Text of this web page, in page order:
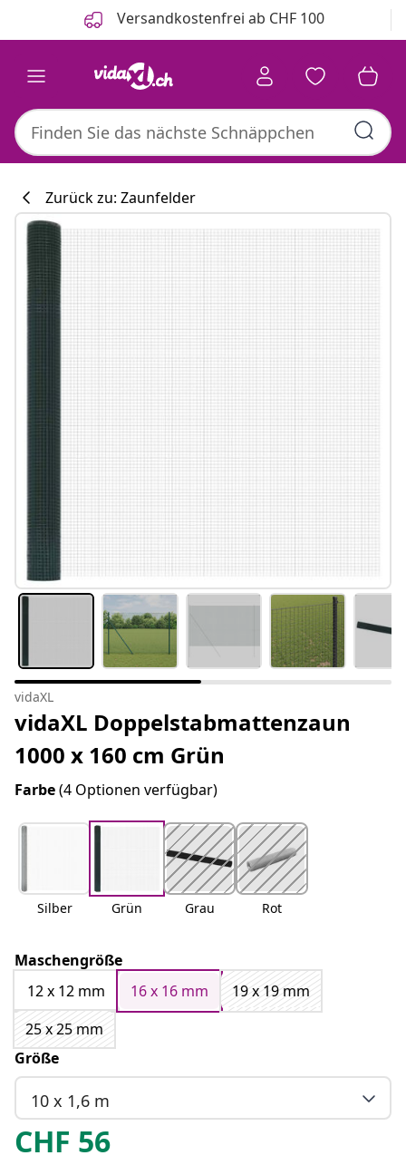
Versandkostenfrei ab CHF 100
Zurück zu: Zaunfelder
vidaXL
vidaXL Doppelstabmattenzaun
1000 x 160 cm Grün
Farbe(4 Optionen verfügbar)
Silber Grün Grau Rot
Maschengröße
12 x 12 mm
16 x 16 mm
19 x 19 mm
25 x 25 mm
Größe
10 x 1,6 m
CHF 56